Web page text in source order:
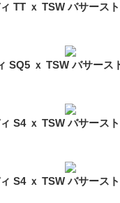
TT ｘ TSW バサース
SQ5 ｘ TSW バサー
S4 ｘ TSW バサース
S4 ｘ TSW バサース